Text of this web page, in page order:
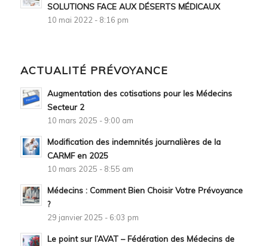
SOLUTIONS FACE AUX DÉSERTS MÉDICAUX
10 mai 2022 - 8:16 pm
ACTUALITÉ PRÉVOYANCE
Augmentation des cotisations pour les Médecins
Secteur 2
10 mars 2025 - 9:00 am
Modification des indemnités journalières de la
CARMF en 2025
10 mars 2025 - 8:55 am
Médecins : Comment Bien Choisir Votre Prévoyance
?
29 janvier 2025 - 6:03 pm
Le point sur l’AVAT – Fédération des Médecins de